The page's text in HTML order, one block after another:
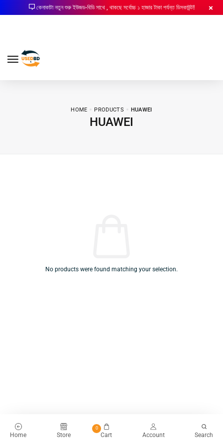
কেনাকাটা নতুন শুরু ইউজড-বিডি সাথে , থাকছে সর্বোচ্চ ১ হাজার টাকা পর্যন্ত ডিসকাউন্ট!
HOME PRODUCTS HUAWEI
HUAWEI
No products were found matching your selection.
Home Store
0
Cart Account Search